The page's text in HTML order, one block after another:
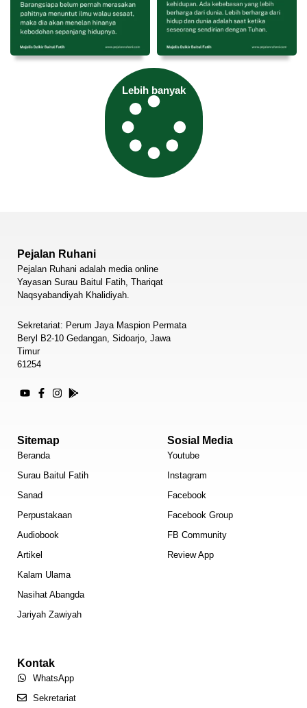
Lebih banyak
Pejalan Ruhani
Pejalan Ruhani adalah media online
Yayasan Surau Baitul Fatih, Thariqat
Naqsyabandiyah Khalidiyah.
Sekretariat: Perum Jaya Maspion Permata
Beryl B2-10 Gedangan, Sidoarjo, Jawa
Timur
61254
Sitemap
Beranda
Surau Baitul Fatih
Sanad
Perpustakaan
Audiobook
Artikel
Kalam Ulama
Nasihat Abangda
Jariyah Zawiyah
Sosial Media
Youtube
Instagram
Facebook
Facebook Group
FB Community
Review App
Kontak
WhatsApp
Sekretariat